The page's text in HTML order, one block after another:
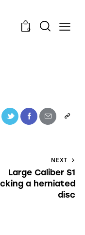
0
NEXT
Large Caliber S1
a herniated
disc